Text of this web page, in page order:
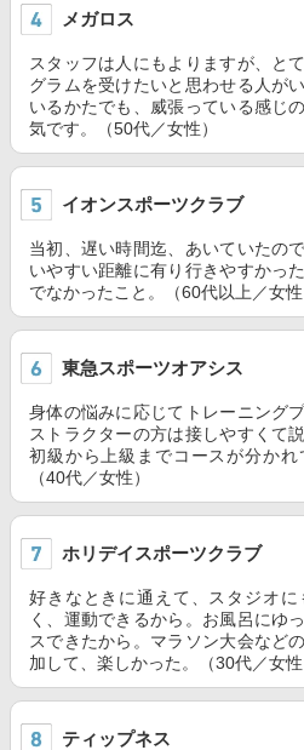
メガロス
スタッフは人にもよりますが、と
グラムを受けたいと思わせる人が
いるかたでも、威張っている感じ
気です。（50代／女性）
イオンスポーツクラブ
当初、遅い時間迄、あいていたの
いやすい距離に有り行きやすかっ
でなかったこと。（60代以上／女性
東急スポーツオアシス
身体の悩みに応じてトレーニング
ストラクターの方は接しやすくて
初級から上級までコースが分かれ
（40代／女性）
ホリデイスポーツクラブ
好きなときに通えて、スタジオ
く、運動できるから。お風呂にゆ
スできたから。マラソン大会など
加して、楽しかった。（30代／女性
ティップネス